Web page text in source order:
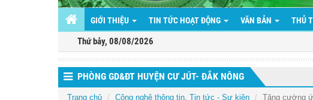
GIỚI THIỆU TIN TỨC HOẠT ĐỘNG VĂN BẢN THỦ
Thứ bảy, 08/08/2026
PHÒNG GD&ĐT HUYỆN CƯ JÚT- ĐẮK NÔNG
Trang chủ Công nghệ thông tin Tin tức - Sự kiện Tăng cường